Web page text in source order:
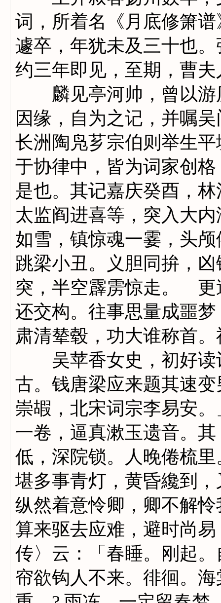
词，所着名《月底修箫
遽卒，年犹未及三十也
约三年即见，至期，曹
麟见亭河帅，曾以游
因缘，自为之记，并嘱
长洲陶凫芗宗伯则举生
于协律中，皆为词家创
是也。其记嘉庆癸酉，
太监阎进喜等，突入大
如雪，镇惊魂一霎，头
跳梁小丑。义胆同拚，
突，半空霹雳惊走。 更
还交构。往事思量成噩
肃清辇毂，功大谁称首
吴苹香女史，初好读
古。钱唐梁应来题其速
崇嘏，北宋词宗李易安
一卷，逼真漱玉遗音。
低，深院锁。人晚倦梳
堪多事青灯，黄昏纔到
纵然着意怜卿，卿不解
算来驱去应难，避时尚
传〉云：「春睡。刚起
帘欲钩人不来。徘徊。